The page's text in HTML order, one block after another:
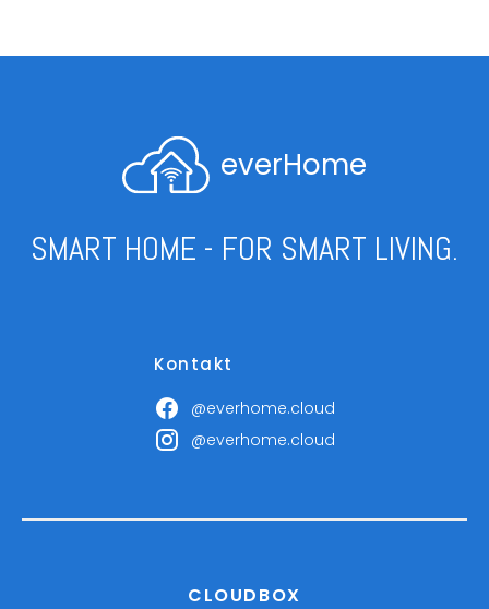
everHome
SMART HOME - FOR SMART LIVING.
Kontakt
@everhome.cloud
@everhome.cloud
CLOUDBOX